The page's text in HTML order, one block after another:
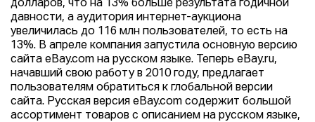
долларов, что на 13% больше результата годичной
давности, а аудитория интернет-аукциона
увеличилась до 116 млн пользователей, то есть на
13%. В апреле компания запустила основную версию
сайта eBay.com на русском языке. Теперь eBay.ru,
начавший свою работу в 2010 году, предлагает
пользователям обратиться к глобальной версии
сайта. Русская версия eBay.com содержит большой
ассортимент товаров с описанием на русском языке,